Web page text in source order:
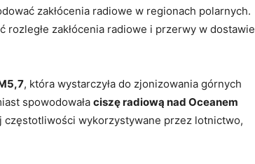
zakłócenia radiowe w regionach polarnych.
zakłócenia radiowe i przerwy w dostawie
, która wystarczyła do zjonizowania górnych
spowodowała ciszę radiową nad Oceanem
częstotliwości wykorzystywane przez lotnictwo,